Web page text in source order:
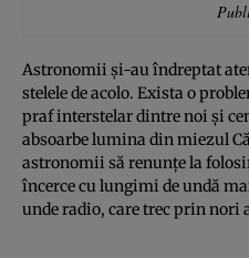
Astronomii și-au îndreptat
stelele de acolo. Exista o
praf interstelar dintre noi și
absoarbe lumina din miezul
astronomii să renunțe la
încerce cu lungimi de undă
unde radio, care trec prin nori